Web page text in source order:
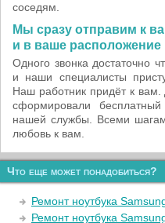
соседям.
Мы сразу отправим к
и в ваше расположение
Одного звонка достаточно
и наши специалисты
Наш работник придёт к вам.
сформировали
нашей службы. Всеми
любовь к вам.
Что еще может понадобиться?
Ремонт ноутбука
Ремонт ноутбука